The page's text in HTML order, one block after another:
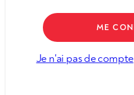
Je n'ai pas de compte